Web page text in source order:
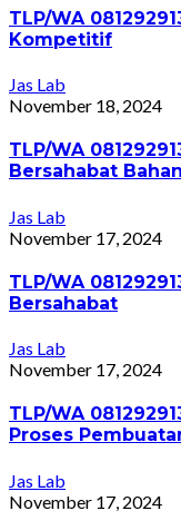
TLP/WA
Kompetitif
Jas Lab
November 18, 2024
TLP/WA
Bersahabat
Jas Lab
November 17, 2024
TLP/WA
Bersahabat
Jas Lab
November 17, 2024
TLP/WA
Proses
Jas Lab
November 17, 2024